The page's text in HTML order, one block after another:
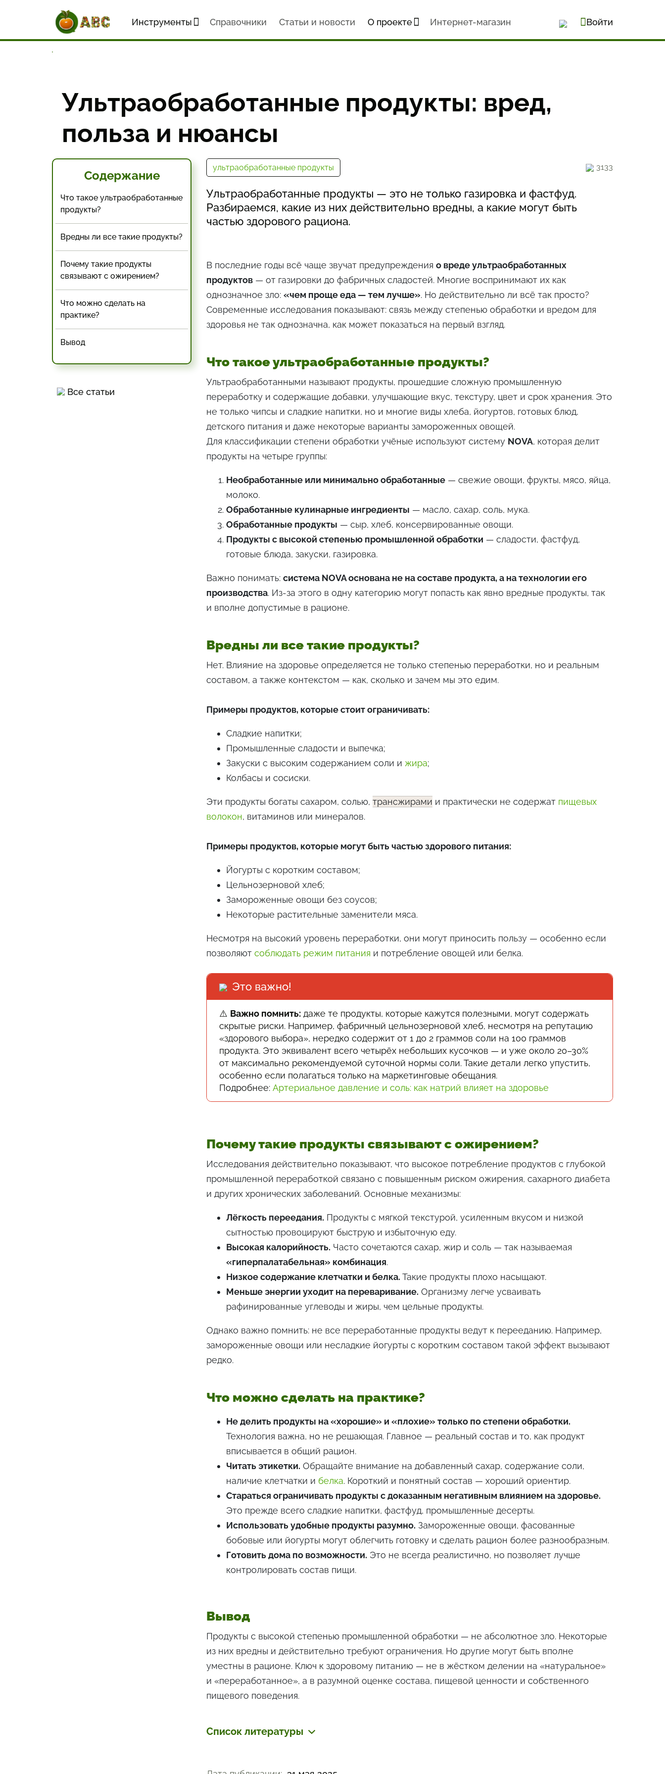
Инструменты Cправочники Статьи и новости О проекте Интернет-магазин Войти
Главная Статьи и новости
Ультраобработанные продукты: вред, польза и нюансы
Ультраобработанные продукты: вред,
польза и нюансы
Содержание
Что такое ультраобработанные
продукты?
Вредны ли все такие продукты?
Почему такие продукты
связывают с ожирением?
Что можно сделать на
практике?
Вывод
Все статьи
ультраобработанные продукты 3133
Ультраобработанные продукты — это не только газировка и фастфуд.
Разбираемся, какие из них действительно вредны, а какие могут быть
частью здорового рациона.
В последние годы всё чаще звучат предупрежденияо вреде ультраобработанных
продуктов — от газировки до фабричных сладостей. Многие воспринимают их как
однозначное зло:«чем проще еда — тем лучше». Но действительно ли всё так просто?
Современные исследования показывают: связь между степенью обработки и вредом для
здоровья не так однозначна, как может показаться на первый взгляд.
Что такое ультраобработанные продукты?
Ультраобработанными называют продукты, прошедшие сложную промышленную
переработку и содержащие добавки, улучшающие вкус, текстуру, цвет и срок хранения. Это
не только чипсы и сладкие напитки, но и многие виды хлеба, йогуртов, готовых блюд,
детского питания и даже некоторые варианты замороженных овощей.
Для классификации степени обработки учёные используют систему NOVA, которая делит
продукты на четыре группы:
Необработанные или минимально обработанные — свежие овощи, фрукты, мясо, яйца,
молоко.
Обработанные кулинарные ингредиенты — масло, сахар, соль, мука.
Обработанные продукты — сыр, хлеб, консервированные овощи.
Продукты с высокой степенью промышленной обработки — сладости, фастфуд,
готовые блюда, закуски, газировка.
Важно понимать:система NOVA основана не на составе продукта, а на технологии его
производства. Из-за этого в одну категорию могут попасть как явно вредные продукты, так
и вполне допустимые в рационе.
Вредны ли все такие продукты?
Нет. Влияние на здоровье определяется не только степенью переработки, но и реальным
составом, а также контекстом — как, сколько и зачем мы это едим.
Примеры продуктов, которые стоит ограничивать:
Сладкие напитки;
Промышленные сладости и выпечка;
Закуски с высоким содержанием соли и жира;
Колбасы и сосиски.
Эти продукты богаты сахаром, солью,трансжирами и практически не содержат пищевых
волокон, витаминов или минералов.
Примеры продуктов, которые могут быть частью здорового питания:
Йогурты с коротким составом;
Цельнозерновой хлеб;
Замороженные овощи без соусов;
Некоторые растительные заменители мяса.
Несмотря на высокий уровень переработки, они могут приносить пользу — особенно если
позволяютсоблюдать режим питания и потребление овощей или белка.
Это важно!
⚠️ Важно помнить: даже те продукты, которые кажутся полезными, могут содержать
скрытые риски. Например, фабричный цельнозерновой хлеб, несмотря на репутацию
«здорового выбора», нередко содержит от 1 до 2 граммов соли на 100 граммов
продукта. Это эквивалент всего четырёх небольших кусочков — и уже около 20–30%
от максимально рекомендуемой суточной нормы соли. Такие детали легко упустить,
особенно если полагаться только на маркетинговые обещания.
Подробнее:Артериальное давление и соль: как натрий влияет на здоровье
Почему такие продукты связывают с ожирением?
Исследования действительно показывают, что высокое потребление продуктов с глубокой
промышленной переработкой связано с повышенным риском ожирения, сахарного диабета
и других хронических заболеваний. Основные механизмы:
Лёгкость переедания. Продукты с мягкой текстурой, усиленным вкусом и низкой
сытностью провоцируют быструю и избыточную еду.
Высокая калорийность. Часто сочетаются сахар, жир и соль — так называемая
«гиперпалатабельная» комбинация.
Низкое содержание клетчатки и белка. Такие продукты плохо насыщают.
Меньше энергии уходит на переваривание. Организму легче усваивать
рафинированные углеводы и жиры, чем цельные продукты.
Однако важно помнить: не все переработанные продукты ведут к перееданию. Например,
замороженные овощи или несладкие йогурты с коротким составом такой эффект вызывают
редко.
Что можно сделать на практике?
Не делить продукты на «хорошие» и «плохие» только по степени обработки.
Технология важна, но не решающая. Главное — реальный состав и то, как продукт
вписывается в общий рацион.
Читать этикетки. Обращайте внимание на добавленный сахар, содержание соли,
наличие клетчатки и белка. Короткий и понятный состав — хороший ориентир.
Стараться ограничивать продукты с доказанным негативным влиянием на здоровье.
Это прежде всего сладкие напитки, фастфуд, промышленные десерты.
Использовать удобные продукты разумно. Замороженные овощи, фасованные
бобовые или йогурты могут облегчить готовку и сделать рацион более разнообразным.
Готовить дома по возможности. Это не всегда реалистично, но позволяет лучше
контролировать состав пищи.
Вывод
Продукты с высокой степенью промышленной обработки — не абсолютное зло. Некоторые
из них вредны и действительно требуют ограничения. Но другие могут быть вполне
уместны в рационе. Ключ к здоровому питанию — не в жёстком делении на «натуральное»
и «переработанное», а в разумной оценке состава, пищевой ценности и собственного
пищевого поведения.
Список литературы